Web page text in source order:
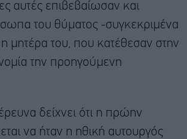
αυτές επιβεβαίωσαν και
του θύματος -συγκεκριμένα
μητέρα του, που κατέθεσαν στην
την προηγούμενη
δείχνει ότι η πρώην
να ήταν η ηθική αυτουργός